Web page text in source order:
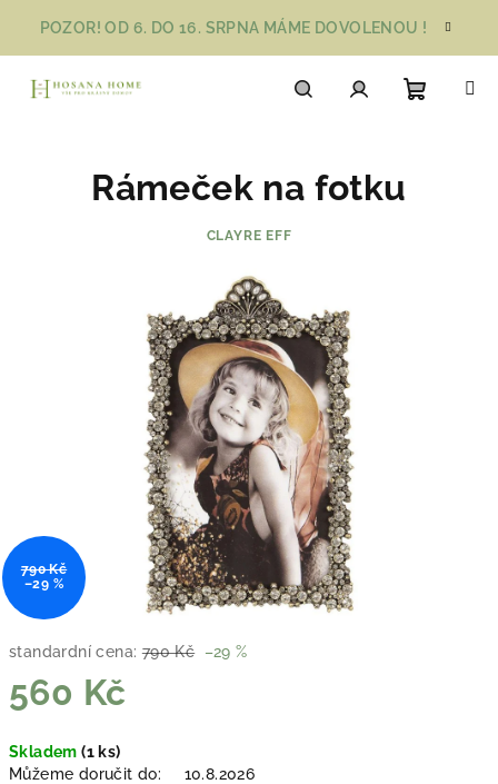
obsah
POZOR! OD 6. DO 16. SRPNA MÁME DOVOLENOU !
standardní cena: 790 Kč –29 %
560 Kč
cena:
Skladem(1 ks)
Můžeme doručit do:
10.8.2026
Rámeček na fotku
CLAYRE EFF
790 Kč
–29 %